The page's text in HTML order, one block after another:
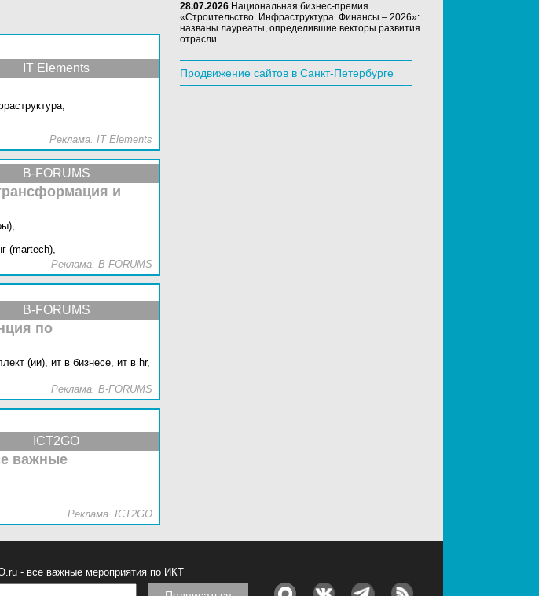
IT Elements
Реклама. IT Elements
B-FORUMS
и
(martech),
Реклама. B-FORUMS
B-FORUMS
по
(ии), ит в бизнесе, ит в hr,
Реклама. B-FORUMS
ICT2GO
важные
Реклама. ICT2GO
28.07.2026 Национальная бизнес-премия
«Строительство. Инфраструктура. Финансы – 2026»:
названы лауреаты, определившие векторы развития
отрасли
Продвижение сайтов в Санкт-Петербурге
- все важные мероприятия по ИКТ